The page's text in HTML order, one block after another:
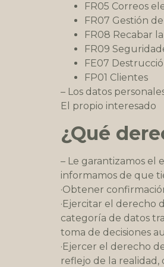
FR05 Correos
FR07 Gestión
FR08 Recabar
FR09
FE07
FP01 Clientes
– Los datos
El propio interesado
¿Qué
– Le garantizamos el
informamos de que
·Obtener
·Ejercitar el derecho
categoría de datos
toma de decisiones
·Ejercer el derecho
reflejo de la